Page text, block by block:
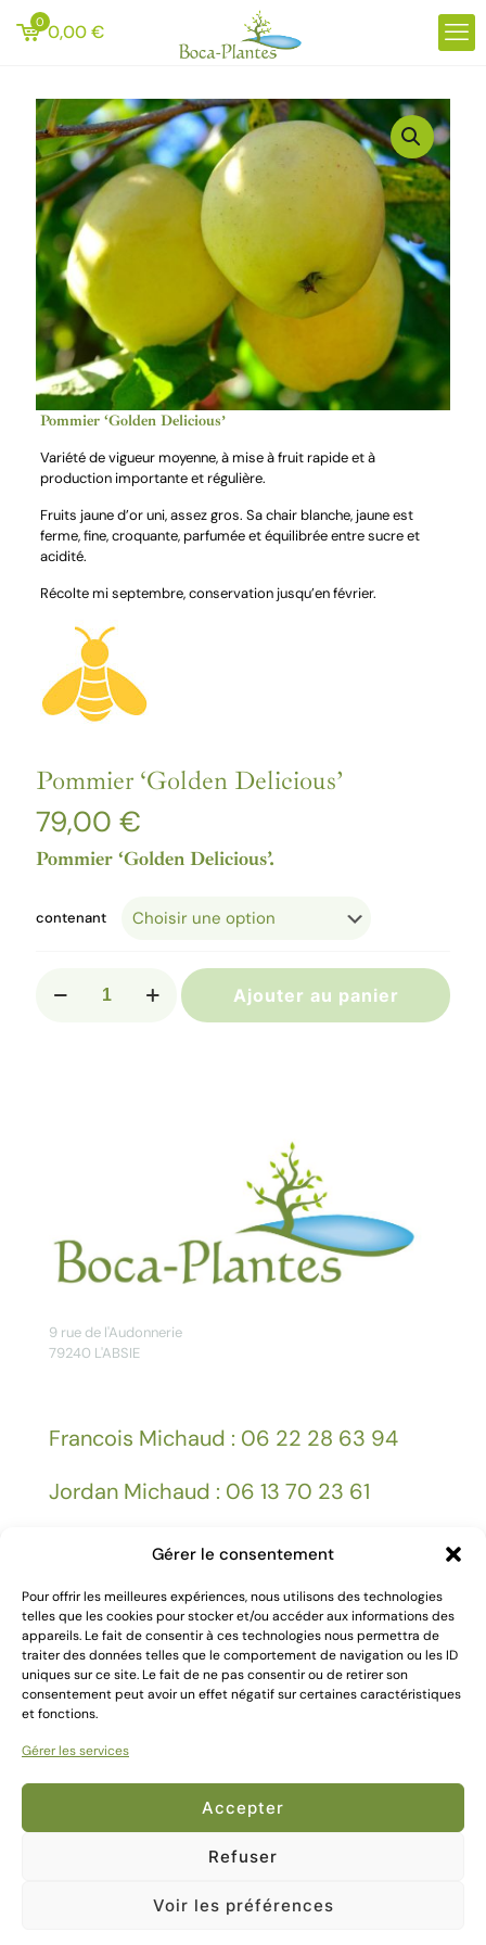
Gérer le consentement
Pour offrir les meilleures expériences, nous utilisons des technologies
telles que les cookies pour stocker et/ou accéder aux informations des
appareils. Le fait de consentir à ces technologies nous permettra de
traiter des données telles que le comportement de navigation ou les ID
uniques sur ce site. Le fait de ne pas consentir ou de retirer son
consentement peut avoir un effet négatif sur certaines caractéristiques
et fonctions.
Gérer les services
Accepter
Refuser
Voir les préférences
0 0,00€
Pommier ‘Golden Delicious’
Variété de vigueur moyenne, à mise à fruit rapide et à
production importante et régulière.
Fruits jaune d’or uni, assez gros. Sa chair blanche, jaune est
ferme, fine, croquante, parfumée et équilibrée entre sucre et
acidité.
Récolte mi septembre, conservation jusqu’en février.
Pommier ‘Golden Delicious’
79,00 €
Pommier ‘Golden Delicious’.
contenant
Ajouter au panier
9 rue de l'Audonnerie
79240 L'ABSIE
Francois Michaud : 06 22 28 63 94
Jordan Michaud : 06 13 70 23 61
Mentions légales